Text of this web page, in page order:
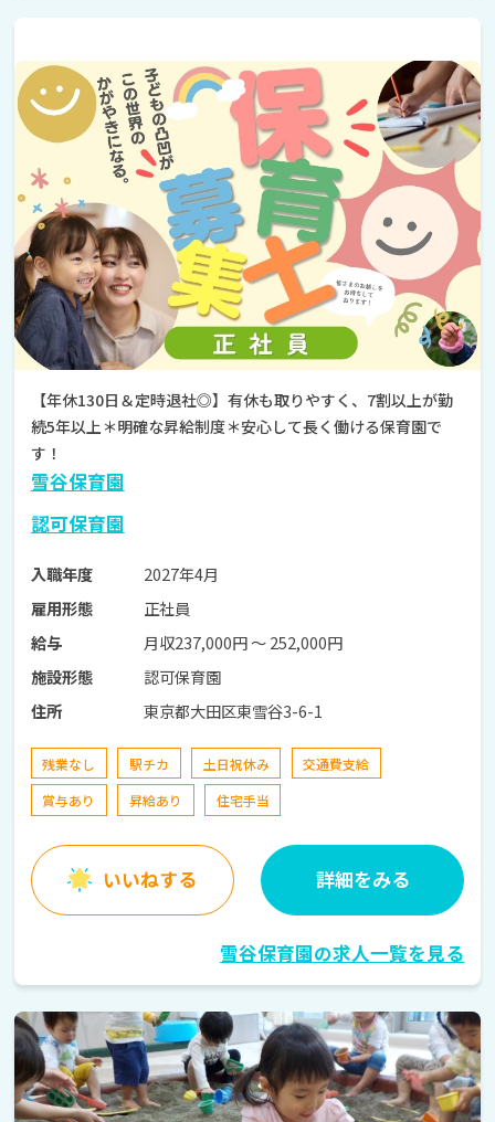
【年休130日＆定時退社◎】有休も取りやすく、7割以上が勤
続5年以上＊明確な昇給制度＊安心して長く働ける保育園で
す！
雪谷保育園
認可保育園
入職年度
2027年4月
雇用形態
正社員
給与
月収237,000円 〜 252,000円
施設形態
認可保育園
住所
東京都大田区東雪谷3-6-1
残業なし 駅チカ 土日祝休み
交通費支給
賞与あり
昇給あり 住宅手当
いいねする 詳細をみる
雪谷保育園の求人一覧を見る